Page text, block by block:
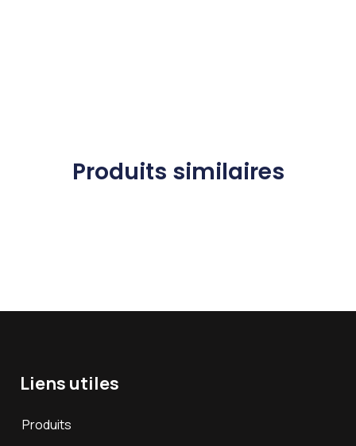
Produits similaires
Liens utiles
Produits